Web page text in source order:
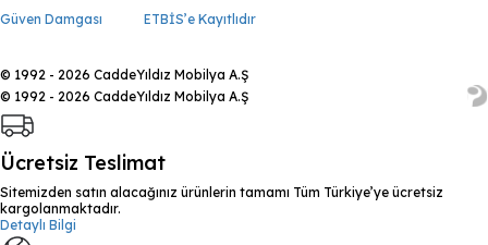
Güven Damgası ETBİS’e Kayıtlıdır
© 1992 - 2026 CaddeYıldız Mobilya A.Ş
© 1992 - 2026 CaddeYıldız Mobilya A.Ş
Ücretsiz Teslimat
Sitemizden satın alacağınız ürünlerin tamamı Tüm Türkiye’ye ücretsiz
kargolanmaktadır.
Detaylı Bilgi